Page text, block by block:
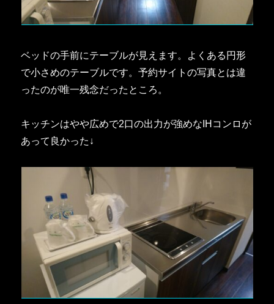
ベッドの手前にテーブルが見えます。よくある円形
で小さめのテーブルです。予約サイトの写真とは違
ったのが唯一残念だったところ。
キッチンはやや広めで2口の出力が強めなIHコンロが
あって良かった↓